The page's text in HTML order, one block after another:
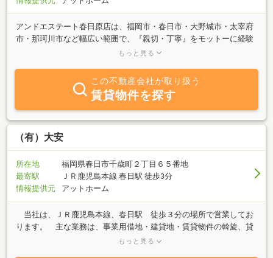
アンドエステート春日原店は、福岡市・春日市・大野城市・太宰府
市・那珂川市など幅広い範囲で、『親切・丁寧』をモットーに経験
豊富なスタッフがお部屋探しのお手伝いをさせていただいておりま
ら、交渉、ご質問、わがままなど何でもお申し付け下さい(^^♪ キ
ッズスペースも設けておりますので、お子様連れの方もＯＫです
♪ 春日原店スタッフ一同心よりご来店お待ちしております(^^)/
もっと見る
この不動産会社が取り扱う
賃貸物件を探す
（有）大安
所在地
福岡県春日市千歳町２丁目６５番地
最寄駅
ＪＲ鹿児島本線 春日駅 徒歩3分
情報提供元
アットホーム
当社は、ＪＲ鹿児島本線、春日駅 徒歩３分の場所で営業してお
ります。 主な業務は、事業用借地・建貸地・賃貸物件の斡旋、貸
家・分譲マンション・駐車場・貸地の賃貸管理、売地・売戸建・売
もっと見る